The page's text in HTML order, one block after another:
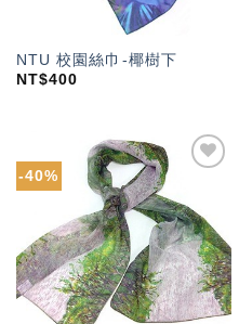
NTU 校園絲巾-椰樹下
NT$400
-40%
望輕
單」